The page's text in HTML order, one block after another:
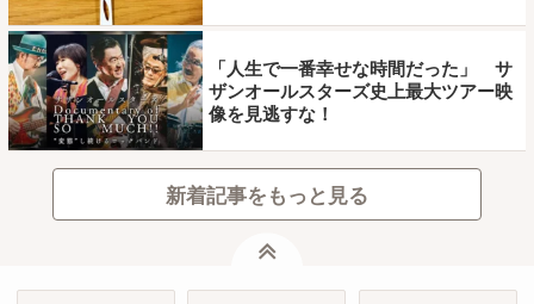
「人生で一番幸せな時間だった」 サ
ザンオールスターズ史上最大ツアー映
像を見逃すな！
新着記事をもっと見る